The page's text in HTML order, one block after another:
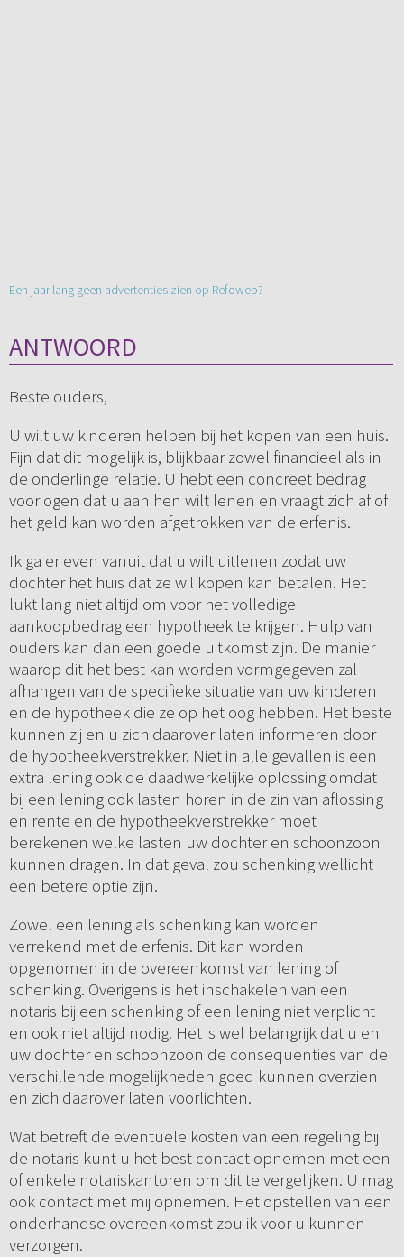
Een jaar lang geen advertenties zien op Refoweb?
ANTWOORD
Beste ouders,
U wilt uw kinderen helpen bij het kopen van een huis.
Fijn dat dit mogelijk is, blijkbaar zowel financieel als in
de onderlinge relatie. U hebt een concreet bedrag
voor ogen dat u aan hen wilt lenen en vraagt zich af of
het geld kan worden afgetrokken van de erfenis.
Ik ga er even vanuit dat u wilt uitlenen zodat uw
dochter het huis dat ze wil kopen kan betalen. Het
lukt lang niet altijd om voor het volledige
aankoopbedrag een hypotheek te krijgen. Hulp van
ouders kan dan een goede uitkomst zijn. De manier
waarop dit het best kan worden vormgegeven zal
afhangen van de specifieke situatie van uw kinderen
en de hypotheek die ze op het oog hebben. Het beste
kunnen zij en u zich daarover laten informeren door
de hypotheekverstrekker. Niet in alle gevallen is een
extra lening ook de daadwerkelijke oplossing omdat
bij een lening ook lasten horen in de zin van aflossing
en rente en de hypotheekverstrekker moet
berekenen welke lasten uw dochter en schoonzoon
kunnen dragen. In dat geval zou schenking wellicht
een betere optie zijn.
Zowel een lening als schenking kan worden
verrekend met de erfenis. Dit kan worden
opgenomen in de overeenkomst van lening of
schenking. Overigens is het inschakelen van een
notaris bij een schenking of een lening niet verplicht
en ook niet altijd nodig. Het is wel belangrijk dat u en
uw dochter en schoonzoon de consequenties van de
verschillende mogelijkheden goed kunnen overzien
en zich daarover laten voorlichten.
Wat betreft de eventuele kosten van een regeling bij
de notaris kunt u het best contact opnemen met een
of enkele notariskantoren om dit te vergelijken. U mag
ook contact met mij opnemen. Het opstellen van een
onderhandse overeenkomst zou ik voor u kunnen
verzorgen.